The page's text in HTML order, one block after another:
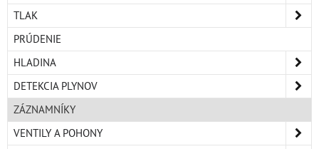
TLAK
PRÚDENIE
HLADINA
DETEKCIA PLYNOV
ZÁZNAMNÍKY
VENTILY A POHONY